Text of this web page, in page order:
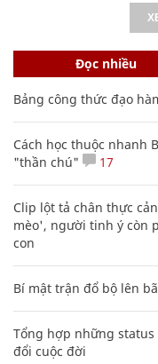
Đọc nhiều
Bảng công thức đạo
Cách học thuộc nhanh
"thần chú"
17
Clip lột tả chân thực
mèo', người tinh ý còn
con
Bí mật trận đổ bộ lên
Tổng hợp những status
đổi cuộc đời